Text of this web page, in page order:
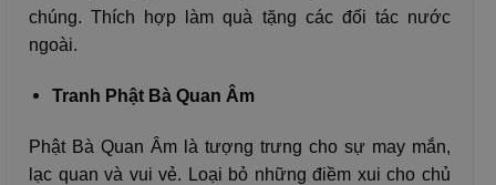
chúng. Thích hợp làm quà tặng các đối tác nước
ngoài.
Tranh Phật Bà Quan Âm
Phật Bà Quan Âm là tượng trưng cho sự may mắn,
lạc quan và vui vẻ. Loại bỏ những điềm xui cho chủ